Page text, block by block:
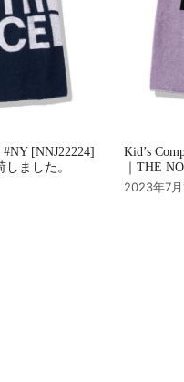
#NY [NNJ22224]
しました。
Kid’s
｜THE
2023年7月